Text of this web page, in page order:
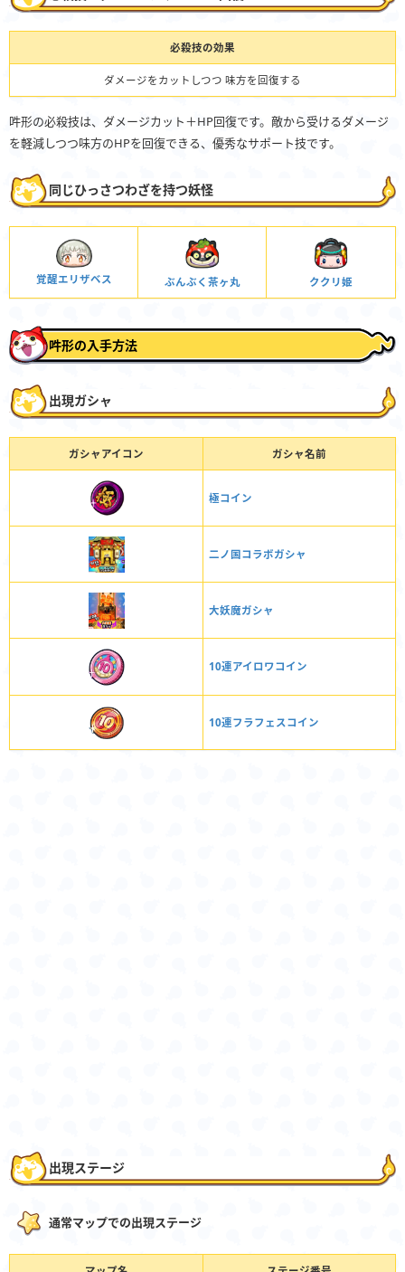
必殺技の効果
ダメージをカットしつつ 味方を回復する
吽形の必殺技は、ダメージカット＋HP回復です。敵から受けるダメージ
を軽減しつつ味方のHPを回復できる、優秀なサポート技です。
同じひっさつわざを持つ妖怪
覚醒エリザベス ぶんぶく茶ヶ丸 ククリ姫
吽形の入手方法
出現ガシャ
ガシャアイコン ガシャ名前
極コイン
二ノ国コラボガシャ
大妖魔ガシャ
10連アイロワコイン
10連フラフェスコイン
出現ステージ
通常マップでの出現ステージ